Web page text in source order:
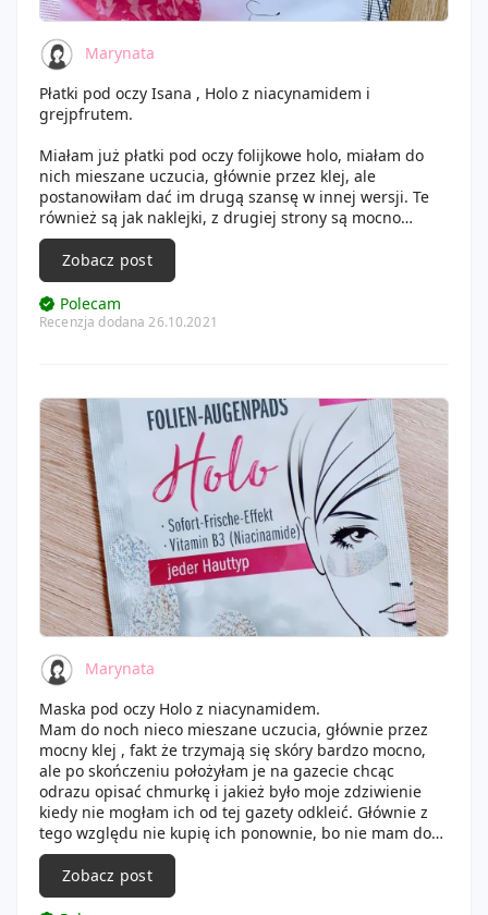
Marynata
Płatki pod oczy Isana , Holo z niacynamidem i
grejpfrutem.
Miałam już płatki pod oczy folijkowe holo, miałam do
nich mieszane uczucia, głównie przez klej, ale
postanowiłam dać im drugą szansę w innej wersji. Te
również są jak naklejki, z drugiej strony są mocno
różowe z folii, dość sporej wielkości. Są bezzapachowej.
Muszę przyznać, że fajnie rozjaśniły skórę pod oczami.
Spojrzenie dzięki temu było świeże i oczy nie wyglądały
na zmęczone.
Trzymałam dość długo, bo prawie pół godziny, zwykle
na tkaninie to te wypadły dobrze i je polecam
Zobacz post
Polecam
Recenzja dodana 26.10.2021
Marynata
Maska pod oczy Holo z niacynamidem.
Mam do noch nieco mieszane uczucia, głównie przez
mocny klej , fakt że trzymają się skóry bardzo mocno,
ale po skończeniu położyłam je na gazecie chcąc
odrazu opisać chmurkę i jakież było moje zdziwienie
kiedy nie mogłam ich od tej gazety odkleić. Głównie z
tego względu nie kupię ich ponownie, bo nie mam do
nich zaufania.
Co do efektu to wypadł w porządku. Płatki były w
lodówce kilka dni, dlatego zniwelowały oznaki
Zobacz post